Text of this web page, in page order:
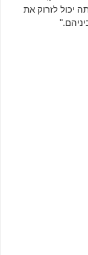
יכול לזרוק את